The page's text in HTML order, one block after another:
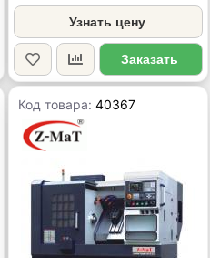
Узнать цену
Заказать
Код товара:40367